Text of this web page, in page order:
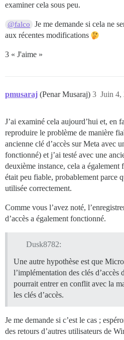
examiner cela sous peu.
@falco
Je me demande si cela ne
aux récentes modifications
3 « J'aime »
pmusaraj (Penar Musaraj) Juin 4,
3
J’ai examiné cela aujourd’hui et, en
reproduire le problème de manière
ancienne clé d’accès sur Meta avec
fonctionné) et j’ai testé avec une
deuxième instance, cela a
était peu fiable, probablement parce
utilisée correctement.
Comme vous l’avez noté,
d’accès a également fonctionné.
Dusk8782:
Une autre hypothèse est que
l’implémentation des clés d’accès
pourrait entrer en conflit avec la
les clés d’accès.
Je me demande si c’est le cas ;
des retours d’autres utilisateurs de